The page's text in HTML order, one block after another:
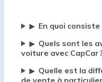
▶ En quoi consiste
▶ Quels sont les
voiture avec CapCar
▶ Quelle est la
de vente à